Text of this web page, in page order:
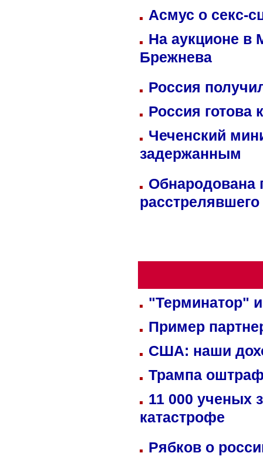
Асмус о секс-
На аукционе в
Брежнева
Россия
Россия готова
Чеченский
задержанным
Обнародована
"Терминатор"
Пример
США: наши
Трампа
11 000 ученых
катастрофе
Рябков о